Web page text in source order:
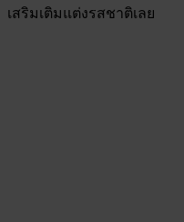
เสริมเติมแต่งรสชาติเลย